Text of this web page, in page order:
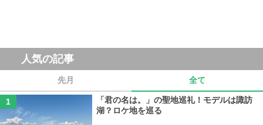
人気の記事
先月 全て
「君の名は。」の聖地巡礼！モデルは諏訪
湖？ロケ地を巡る